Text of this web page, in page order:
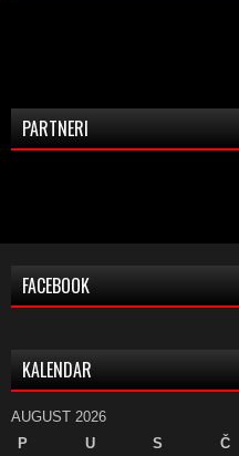
PARTNERI
FACEBOOK
KALENDAR
AUGUST 2026
P
U S Č